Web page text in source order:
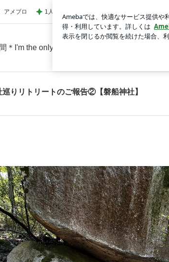
報告②【磐船神社】の画像 12枚中5枚目
アメブロ 1人で考えるには重すぎる夫の状態
＊I'm the only one＊
巡りリトリートのご報告②【磐船神社】